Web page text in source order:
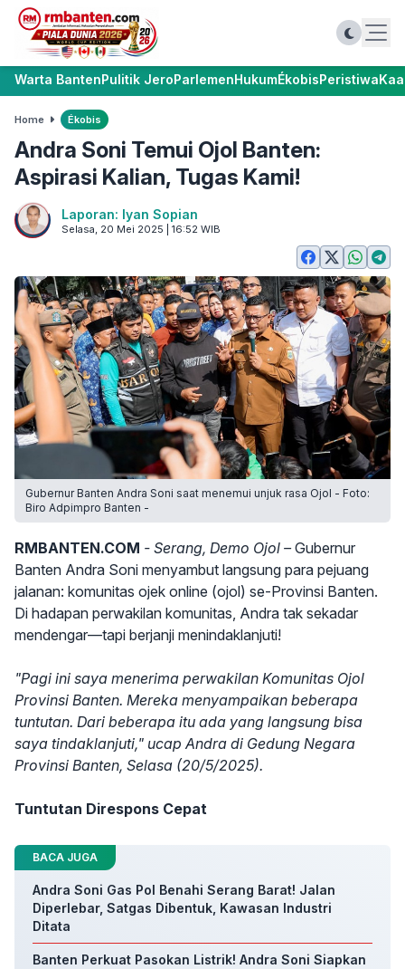
Warta BantenPulitik JeroParlemenHukumÉkobisPeristiwa
Home Ékobis
Andra Soni Temui Ojol Banten:
Aspirasi Kalian, Tugas Kami!
Laporan: Iyan Sopian
Selasa, 20 Mei 2025 | 16:52 WIB
Gubernur Banten Andra Soni saat menemui unjuk rasa Ojol - Foto:
Biro Adpimpro Banten -
RMBANTEN.COM - Serang, Demo Ojol –Gubernur
Banten Andra Soni menyambut langsung para pejuang
jalanan: komunitas ojek online (ojol) se-Provinsi Banten.
Di hadapan perwakilan komunitas, Andra tak sekadar
mendengar—tapi berjanji menindaklanjuti!
"Pagi ini saya menerima perwakilan Komunitas Ojol
Provinsi Banten. Mereka menyampaikan beberapa
tuntutan. Dari beberapa itu ada yang langsung bisa
saya tindaklanjuti," ucap Andra di Gedung Negara
Provinsi Banten, Selasa (20/5/2025).
Tuntutan Direspons Cepat
BACA JUGA
Andra Soni Gas Pol Benahi Serang Barat! Jalan
Diperlebar, Satgas Dibentuk, Kawasan Industri
Ditata
Banten Perkuat Pasokan Listrik! Andra Soni Siapkan